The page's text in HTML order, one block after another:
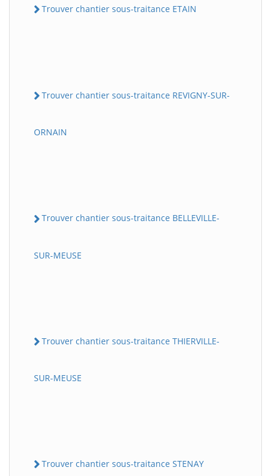
Trouver chantier sous-traitance ETAIN
Trouver chantier sous-traitance REVIGNY-SUR-
ORNAIN
Trouver chantier sous-traitance BELLEVILLE-
SUR-MEUSE
Trouver chantier sous-traitance THIERVILLE-
SUR-MEUSE
Trouver chantier sous-traitance STENAY